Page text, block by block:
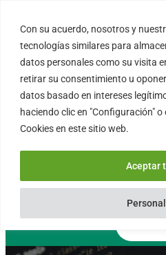
Con su acuerdo, nosotros y
tecnologías similares para
datos personales como su visita
retirar su consentimiento u
datos basado en intereses
haciendo clic en "Configuración"
Cookies en este sitio web.
Aceptar
contenido
08004 –
Cataluña –
0034 – 644 79
Lun – Vie 9:00